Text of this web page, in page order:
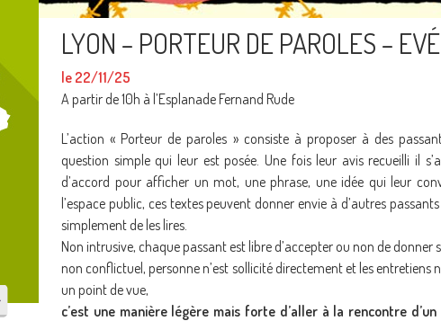
LYON – PORTEUR DE PAROLES –
le 22/11/25
A partir de 10h à l’Esplanade Fernand Rude
L’action « Porteur de paroles » consiste à proposer à des
question simple qui leur est posée. Une fois leur avis recueilli il
d’accord pour afficher un mot, une phrase, une idée qui leur
l’espace public, ces textes peuvent donner envie à d’autres
simplement de les lires.
Non intrusive, chaque passant est libre d’accepter ou non de donner
non conflictuel, personne n’est sollicité directement et les entretiens
un point de vue,
c’est une manière légère mais forte d’aller à la rencontre